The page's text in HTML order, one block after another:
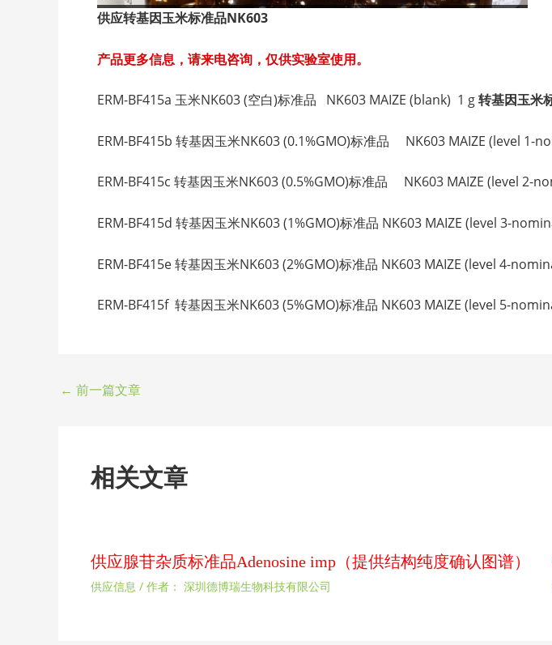
供应转基因玉米标准品NK603
产品更多信息，请来电咨询，仅供实验室使用。
ERM-BF415a 玉米NK603 (空白)标准品 NK603 MAIZE (blank) 1 g转基因玉米
ERM-BF415b 转基因玉米NK603 (0.1%GMO)标准品 NK603 MAIZE (level 1-
ERM-BF415c 转基因玉米NK603 (0.5%GMO)标准品 NK603 MAIZE (level 2-
ERM-BF415d 转基因玉米NK603 (1%GMO)标准品 NK603 MAIZE (level 3-
ERM-BF415e 转基因玉米NK603 (2%GMO)标准品 NK603 MAIZE (level 4-
ERM-BF415f 转基因玉米NK603 (5%GMO)标准品 NK603 MAIZE (level 5-
← 前一篇文章
相关文章
供应腺苷杂质标准品Adenosine imp（提供结构纯度确认图谱）
供应信息 / 作者： 深圳德博瑞生物科技有限公司